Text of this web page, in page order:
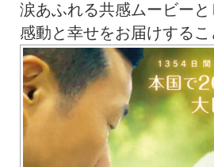
涙あふれる共感ムービー
感動と幸せをお届けするこ